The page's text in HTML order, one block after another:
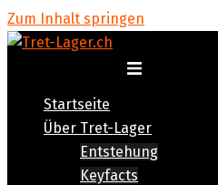
Zum Inhalt springen
Startseite
Über Tret-Lager
Entstehung
Keyfacts